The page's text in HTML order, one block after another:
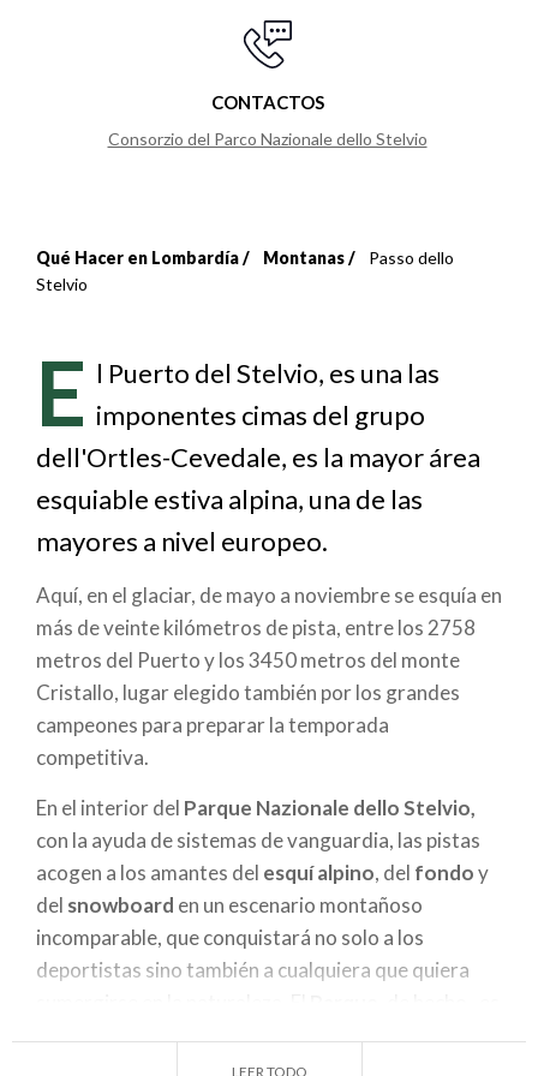
CONTACTOS
Consorzio del Parco Nazionale dello Stelvio
Sobrescribir
de
ayuda
a
la
navegación
Qué Hacer en Lombardía Montanas
Passo dello
Stelvio
E l Puerto del Stelvio, es una las
imponentes cimas del grupo
dell'Ortles-Cevedale, es la mayor área
esquiable estiva alpina, una de las
mayores a nivel europeo.
Aquí, en el glaciar, de mayo a noviembre se esquía en
más de veinte kilómetros de pista, entre los 2758
metros del Puerto y los 3450 metros del monte
Cristallo, lugar elegido también por los grandes
campeones para preparar la temporada
competitiva.
En el interior del Parque Nazionale dello Stelvio,
con la ayuda de sistemas de vanguardia, las pistas
acogen a los amantes del esquí alpino, del fondoy
del snowboard en un escenario montañoso
incomparable, que conquistará no solo a los
deportistas sino también a cualquiera que quiera
las excursiones, siguiendo las huellas de
LEER TODO